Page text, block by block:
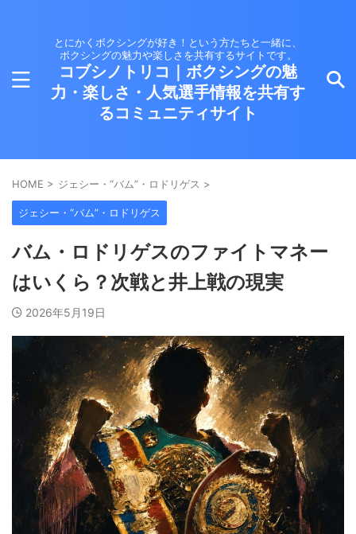
とにかくボクシングが好き！という方たちと一緒に、
ボクシングの魅力や楽しさを共有するサイトです。
コブシノトリコ｜ボクシングの魅
力・楽しさ・人気選手情報を共有す
るコミュニティサイト
HOME > ジェシー・“バム”・ロドリゲス >
ジェシー・“バム”・ロドリゲス
バム・ロドリゲスのファイトマネー
はいくら？次戦と井上戦の現実
2026年5月19日